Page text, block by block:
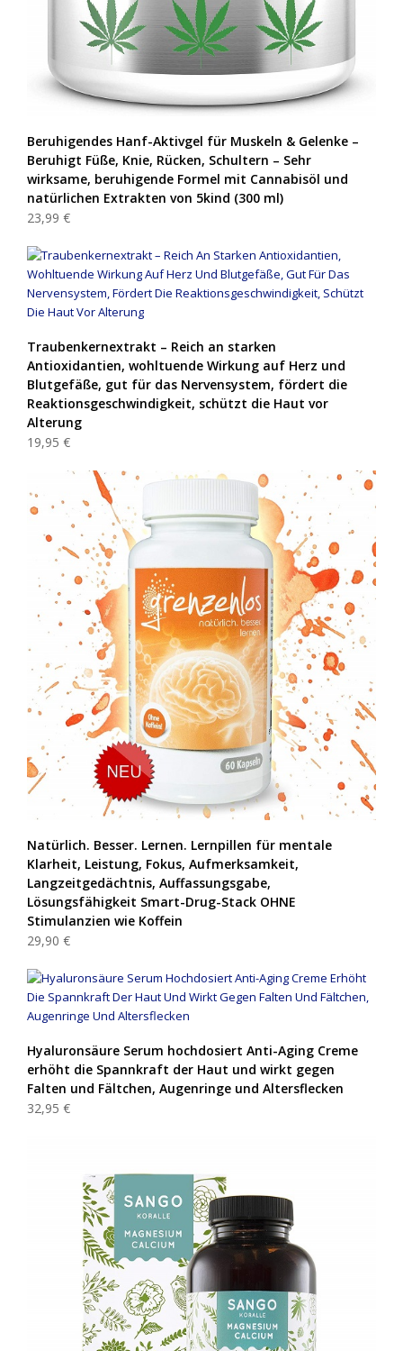
Beruhigendes Hanf-Aktivgel für Muskeln & Gelenke –
Beruhigt Füße, Knie, Rücken, Schultern – Sehr
wirksame, beruhigende Formel mit Cannabisöl und
natürlichen Extrakten von 5kind (300 ml)
23,99 €
Traubenkernextrakt – Reich an starken
Antioxidantien, wohltuende Wirkung auf Herz und
Blutgefäße, gut für das Nervensystem, fördert die
Reaktionsgeschwindigkeit, schützt die Haut vor
Alterung
19,95 €
Natürlich. Besser. Lernen. Lernpillen für mentale
Klarheit, Leistung, Fokus, Aufmerksamkeit,
Langzeitgedächtnis, Auffassungsgabe,
Lösungsfähigkeit Smart-Drug-Stack OHNE
Stimulanzien wie Koffein
29,90 €
Hyaluronsäure Serum hochdosiert Anti-Aging Creme
erhöht die Spannkraft der Haut und wirkt gegen
Falten und Fältchen, Augenringe und Altersflecken
32,95 €